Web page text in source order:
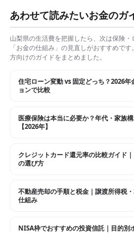
あわせて読みたいお金のガ
山梨県の生活費を把握したら、次は保険
「お金の仕組み」の見直しがおすすめで
方向けのガイドをまとめました。
住宅ローン変動 vs 固定どっち？2026
ョンで比較
医療保険は本当に必要か？年代・家族
【2026年】
クレジットカード還元率の比較ガイド
の選び方
不動産売却の手順と税金｜譲渡所得税
仕組み
NISA枠でおすすめの投資信託｜目的別